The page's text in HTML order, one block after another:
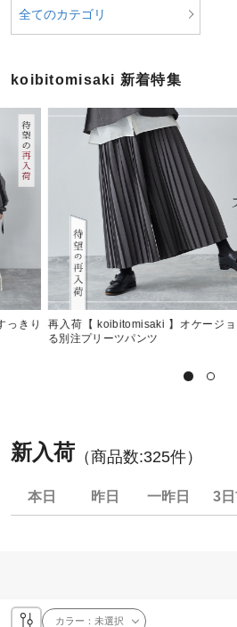
全てのカテゴリ
koibitomisaki 新着特集
っきり
再入荷【 koibitomisaki 】オケージ
る別注プリーツパンツ
新入荷 （商品数:325件）
本日 昨日 一昨日 3
カラー：未選択